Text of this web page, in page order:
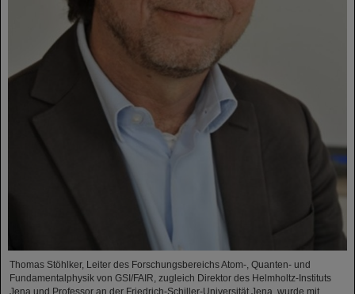
Thomas Stöhlker, Leiter des Forschungsbereichs Atom-, Quanten- und
Fundamentalphysik von GSI/FAIR, zugleich Direktor des Helmholtz-Instituts
Jena und Professor an der Friedrich-Schiller-Universität Jena, wurde mit